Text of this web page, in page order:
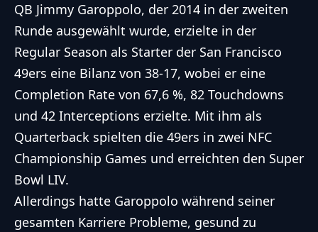
QB Jimmy Garoppolo, der 2014 in der zweiten
Runde ausgewählt wurde, erzielte in der
Regular Season als Starter der San Francisco
49ers eine Bilanz von 38-17, wobei er eine
Completion Rate von 67,6 %, 82 Touchdowns
und 42 Interceptions erzielte. Mit ihm als
Quarterback spielten die 49ers in zwei NFC
Championship Games und erreichten den Super
Bowl LIV.
Allerdings hatte Garoppolo während seiner
gesamten Karriere Probleme, gesund zu